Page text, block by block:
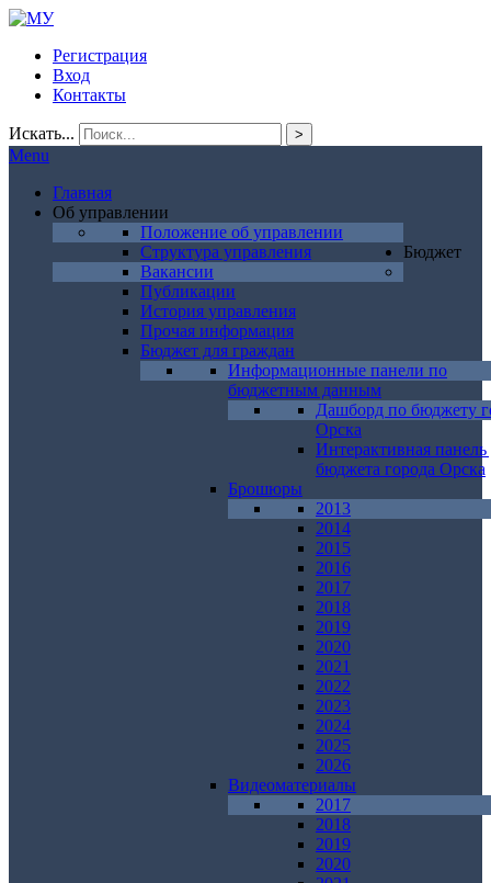
Регистрация
Вход
Контакты
Искать... >
Menu
Главная
Об управлении
Положение об управлении
Структура управления
Вакансии
Публикации
История управления
Прочая информация
Бюджет
Бюджет для граждан
Информационные панели по
бюджетным данным
Дашборд по бюджету
Орска
Интерактивная панель
бюджета города Орска
Брошюры
2013
2014
2015
2016
2017
2018
2019
2020
2021
2022
2023
2024
2025
2026
Видеоматериалы
2017
2018
2019
2020